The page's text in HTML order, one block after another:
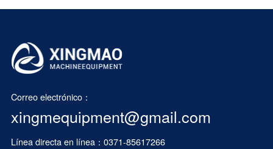
Correo electrónico：
xingmequipment@gmail.com
Línea directa en línea：0371-85617266